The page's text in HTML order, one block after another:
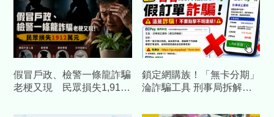
假冒戶政、檢警一條龍詐騙
老梗又現 民眾損失1,912
鎖定網購族！「無卡分期」
淪詐騙工具 刑事局拆解假